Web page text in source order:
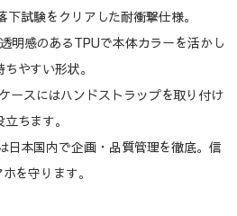
試験をクリアした耐衝撃仕様。
明感のあるTPUで本体カラーを活かし
やすい形状。
ースにはハンドストラップを取り付け
ちます。
日本国内で企画・品質管理を徹底。信
を守ります。